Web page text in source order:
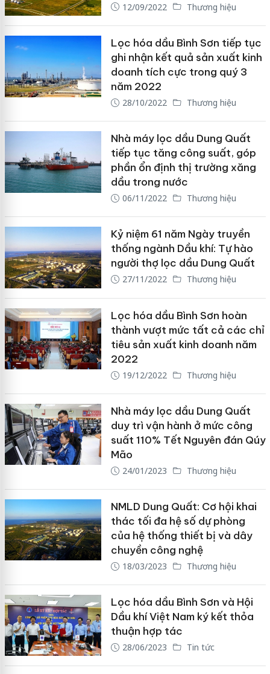
12/09/2022 Thương hiệu
Lọc hóa dầu Bình Sơn tiếp tục
ghi nhận kết quả sản xuất kinh
doanh tích cực trong quý 3
năm 2022
28/10/2022 Thương hiệu
Nhà máy lọc dầu Dung Quất
tiếp tục tăng công suất, góp
phần ổn định thị trường xăng
dầu trong nước
06/11/2022 Thương hiệu
Kỷ niệm 61 năm Ngày truyền
thống ngành Dầu khí: Tự hào
người thợ lọc dầu Dung Quất
27/11/2022 Thương hiệu
Lọc hóa dầu Bình Sơn hoàn
thành vượt mức tất cả các chỉ
tiêu sản xuất kinh doanh năm
2022
19/12/2022 Thương hiệu
Nhà máy lọc dầu Dung Quất
duy trì vận hành ở mức công
suất 110% Tết Nguyên đán Qúy
Mão
24/01/2023 Thương hiệu
NMLD Dung Quất: Cơ hội khai
thác tối đa hệ số dự phòng
của hệ thống thiết bị và dây
chuyền công nghệ
18/03/2023 Thương hiệu
Lọc hóa dầu Bình Sơn và Hội
Dầu khí Việt Nam ký kết thỏa
thuận hợp tác
28/06/2023 Tin tức